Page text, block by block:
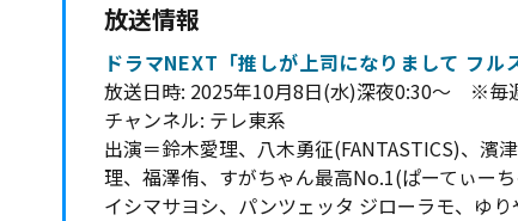
放送情報
ドラマNEXT「推しが上司になりまして フル
放送日時: 2025年10月8日(水)深夜0:30～ ※毎
チャンネル: テレ東系
出演＝鈴木愛理、八木勇征(FANTASTICS)、濱
理、福澤侑、すがちゃん最高No.1(ぱーてぃー
イシマサヨシ、パンツェッタ ジローラモ、ゆ